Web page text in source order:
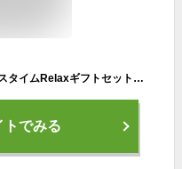
JILL STUART(ジルスチュアート) 【バスタイムRelaxギフトセット】 バスタオル＆ボディケア（ラッピング済）
トでみる